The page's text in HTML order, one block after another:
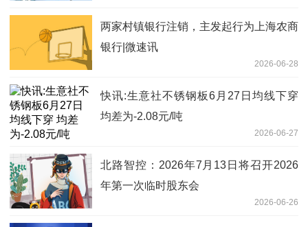
两家村镇银行注销，主发起行为上海农商
银行|微速讯
2026-06-28
快讯:生意社不锈钢板6月27日均线下穿
均差为-2.08元/吨
2026-06-27
北路智控：2026年7月13日将召开2026
年第一次临时股东会
2026-06-26